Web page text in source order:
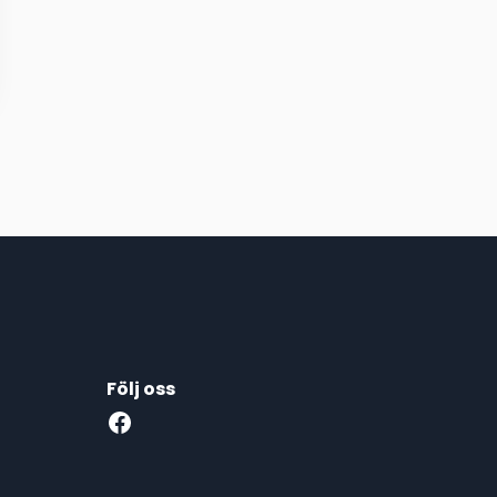
Följ oss
Facebook